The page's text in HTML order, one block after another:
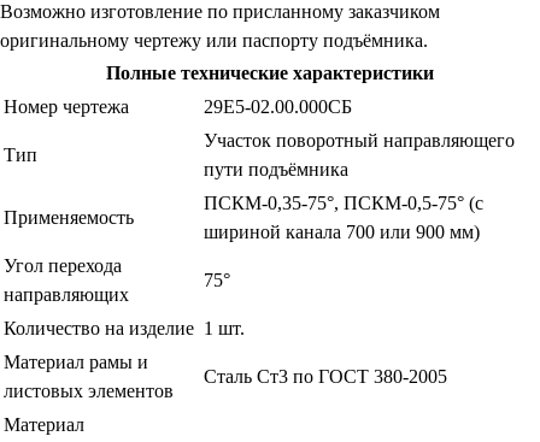
Возможно изготовление по присланному заказчиком
оригинальному чертежу или паспорту подъёмника.
Полные технические характеристики
Номер чертежа
29Е5-02.00.000СБ
Тип
Участок поворотный направляющего
пути подъёмника
Применяемость
ПСКМ-0,35-75°, ПСКМ-0,5-75° (с
шириной канала 700 или 900 мм)
Угол перехода
направляющих
75°
Количество на изделие 1 шт.
Материал рамы и
листовых элементов
Сталь Ст3 по ГОСТ 380-2005
Материал